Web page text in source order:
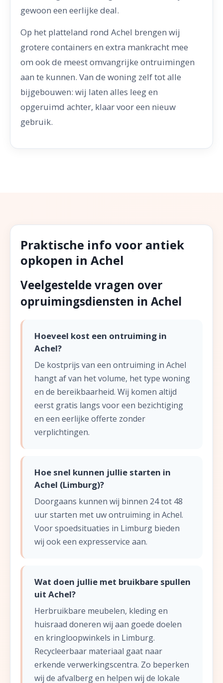
gewoon een eerlijke deal.
Op het platteland rond Achel brengen wij
grotere containers en extra mankracht mee
om ook de meest omvangrijke ontruimingen
aan te kunnen. Van de woning zelf tot alle
bijgebouwen: wij laten alles leeg en
opgeruimd achter, klaar voor een nieuw
gebruik.
Praktische info voor antiek
opkopen in Achel
Veelgestelde vragen over
opruimingsdiensten in Achel
Hoeveel kost een ontruiming in
Achel?
De kostprijs van een ontruiming in Achel
hangt af van het volume, het type woning
en de bereikbaarheid. Wij komen altijd
eerst gratis langs voor een bezichtiging
en een eerlijke offerte zonder
verplichtingen.
Hoe snel kunnen jullie starten in
Achel (Limburg)?
Doorgaans kunnen wij binnen 24 tot 48
uur starten met uw ontruiming in Achel.
Voor spoedsituaties in Limburg bieden
wij ook een expresservice aan.
Wat doen jullie met bruikbare spullen
uit Achel?
Herbruikbare meubelen, kleding en
huisraad doneren wij aan goede doelen
en kringloopwinkels in Limburg.
Recycleerbaar materiaal gaat naar
erkende verwerkingscentra. Zo beperken
wij de afvalberg en helpen wij de lokale